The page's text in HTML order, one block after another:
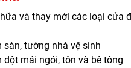
và thay mới các loại cửa
tường nhà vệ sinh
mái ngói, tôn và bê tông